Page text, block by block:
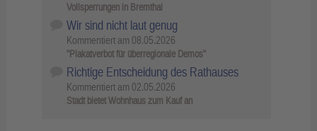
Vollsperrungen in Bremthal
Wir sind nicht laut genug
Kommentiert am 08.05.2026
"Plakatverbot für überregionale Demos"
Richtige Entscheidung des Rathauses
Kommentiert am 02.05.2026
Stadt bietet Wohnhaus zum Kauf an